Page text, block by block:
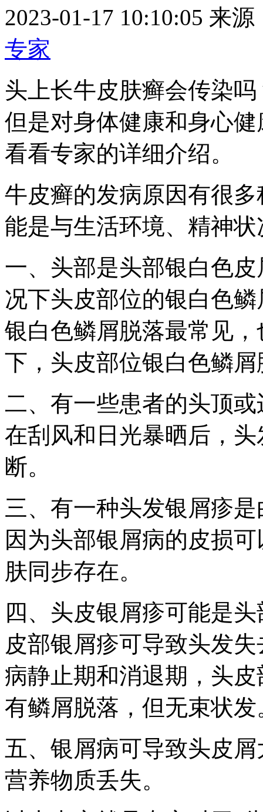
2023-01-17 10:10:05 来源
专家
头上长牛皮肤癣会传染
但是对身体健康和身心
看看专家的详细介绍。
牛皮癣的发病原因有很
能是与生活环境、精神
一、头部是头部银白色
况下头皮部位的银白色
银白色鳞屑脱落最常见
下，头皮部位银白色鳞
二、有一些患者的头顶
在刮风和日光暴晒后，
断。
三、有一种头发银屑疹
因为头部银屑病的皮损
肤同步存在。
四、头皮银屑疹可能是
皮部银屑疹可导致头发
病静止期和消退期，头
有鳞屑脱落，但无束状发
五、银屑病可导致头皮
营养物质丢失。